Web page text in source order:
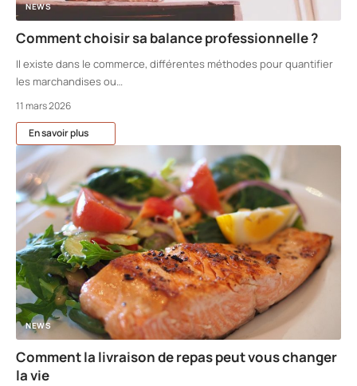
NEWS
Comment choisir sa balance professionnelle ?
Il existe dans le commerce, différentes méthodes pour quantifier
les marchandises ou…
11 mars 2026
En savoir plus
NEWS
Comment la livraison de repas peut vous changer
la vie